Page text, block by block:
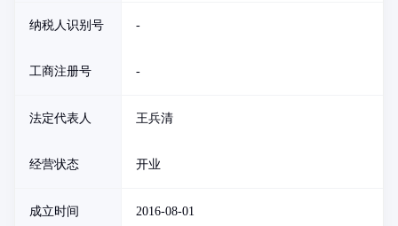
纳税人识别号 -
工商注册号 -
法定代表人 王兵清
经营状态 开业
成立时间 2016-08-01